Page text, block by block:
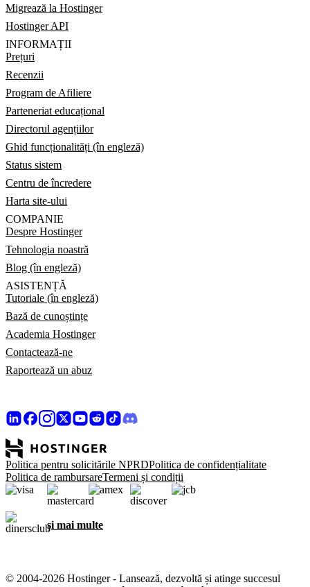
Migrează la Hostinger
Hostinger API
INFORMAȚII
Prețuri
Recenzii
Program de Afiliere
Parteneriat educațional
Directorul agențiilor
Ghid funcționalități (în engleză)
Status sistem
Centru de încredere
Harta site-ului
COMPANIE
Despre Hostinger
Tehnologia noastră
Blog (în engleză)
ASISTENȚĂ
Tutoriale (în engleză)
Bază de cunoștințe
Academia Hostinger
Contactează-ne
Raportează un abuz
Politica pentru solicitările NPRDPolitica de confidențialitate
Politica de rambursareTermeni și condiții
și mai multe
© 2004-2026 Hostinger - Lansează, dezvoltă și atinge succesul